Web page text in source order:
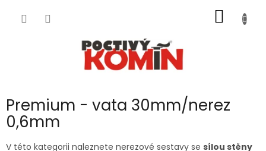
KOŠÍK
Premium - vata 30mm/nerez
0,6mm
V této kategorii naleznete nerezové sestavy se sílou stěny